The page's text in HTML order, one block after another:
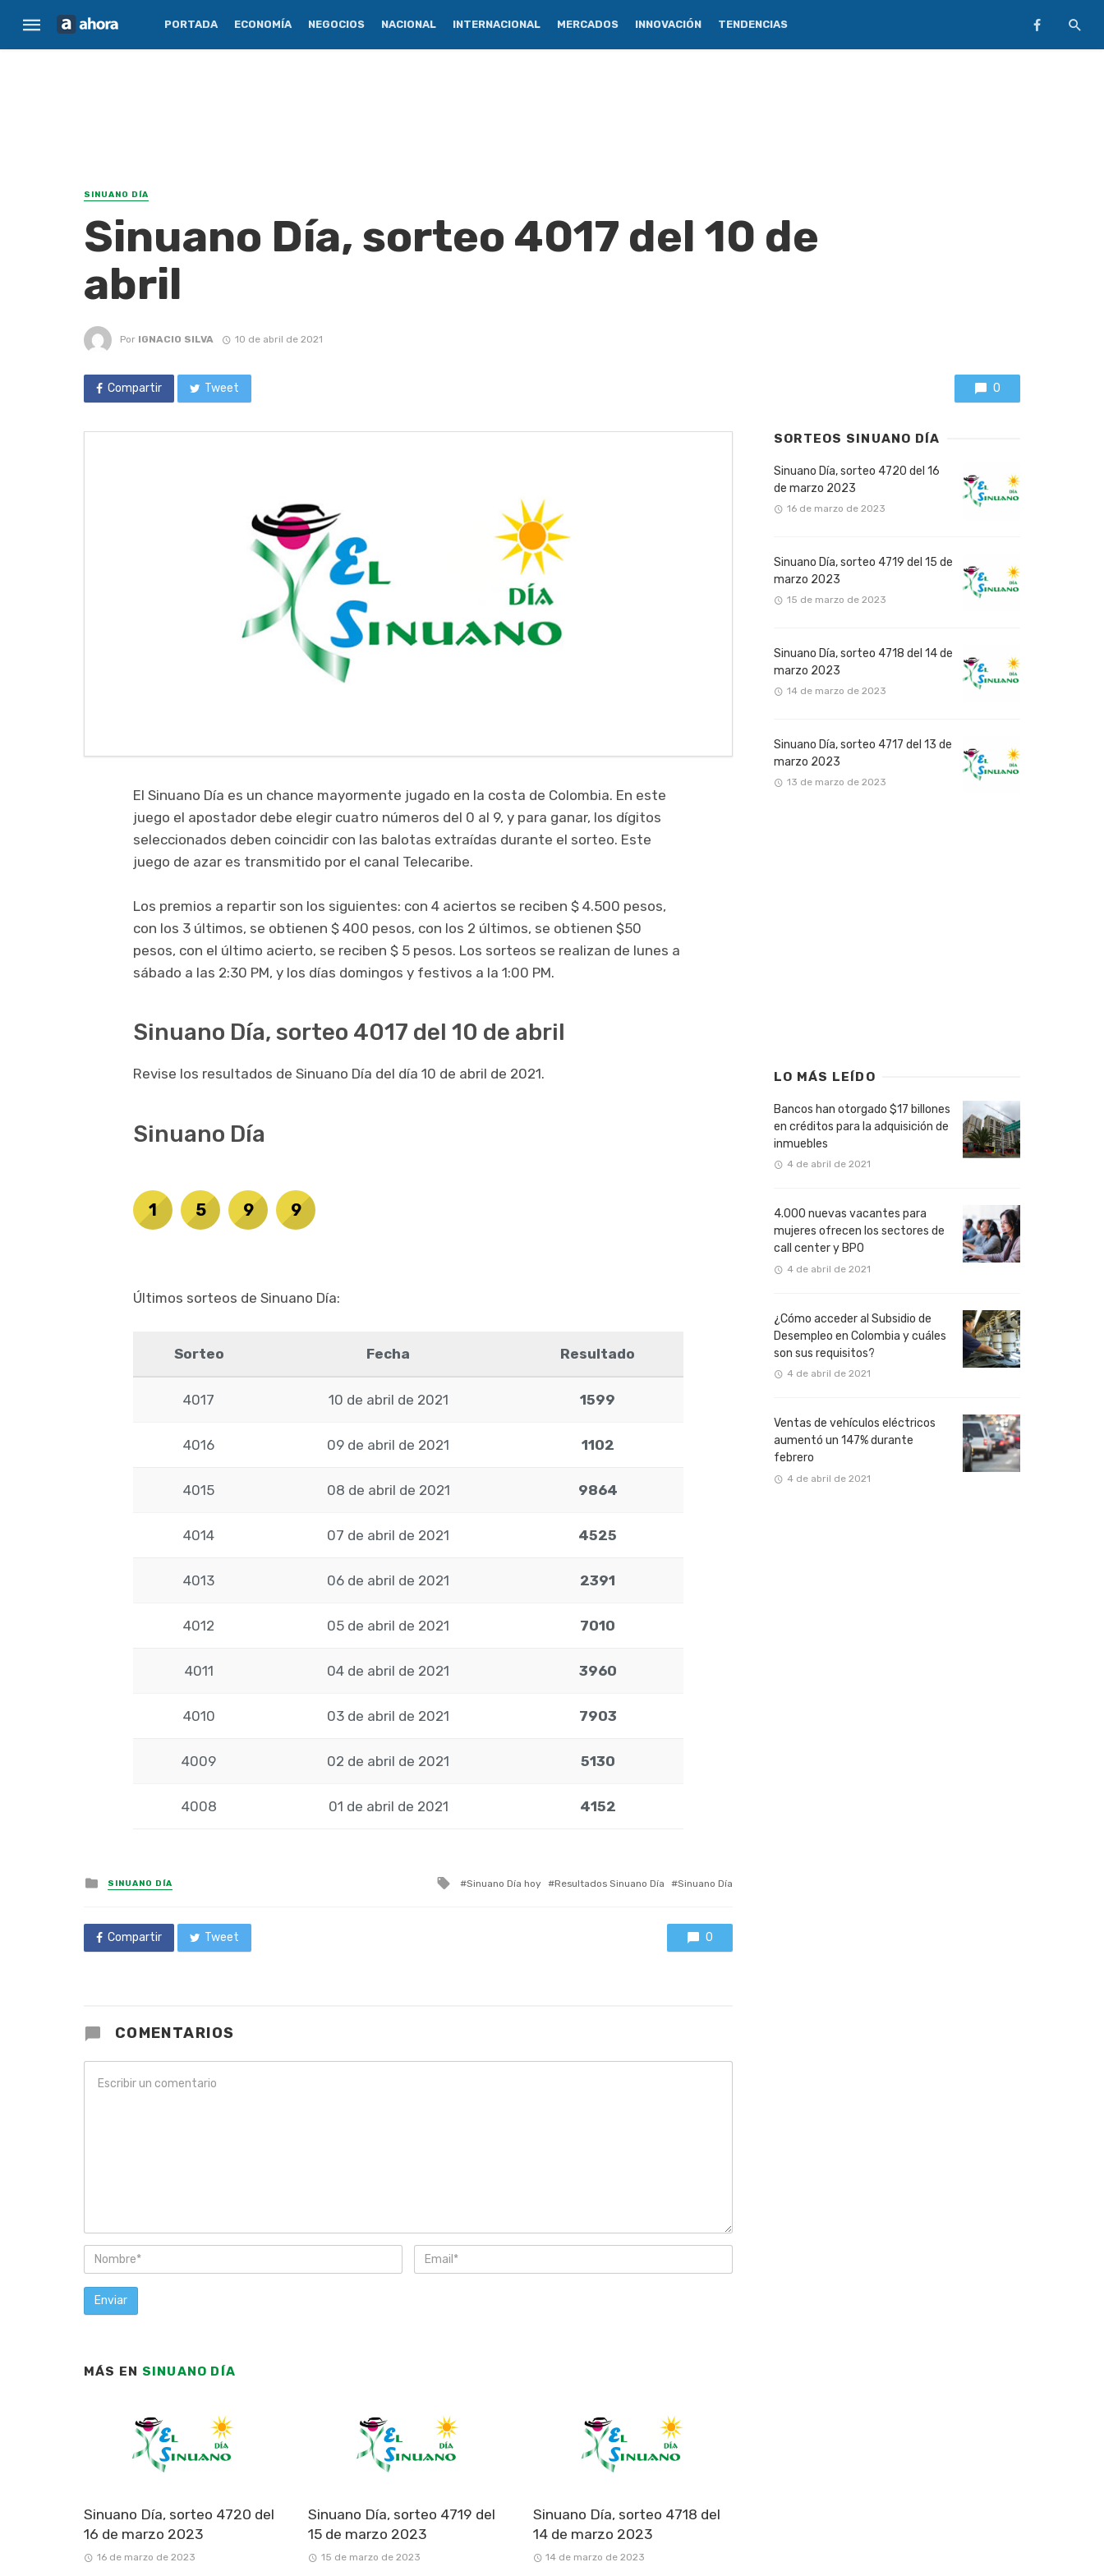
PORTADA ECONOMÍA NEGOCIOS NACIONAL INTERNACIONAL MERCADOS INNOVACIÓN TENDENCIAS
SINUANO DÍA
Sinuano Día, sorteo 4017 del 10 de
abril
Por IGNACIO SILVA 10 de abril de 2021
Compartir Tweet 0
El Sinuano Día es un chance mayormente jugado en la costa de Colombia. En este
juego el apostador debe elegir cuatro números del 0 al 9, y para ganar, los dígitos
seleccionados deben coincidir con las balotas extraídas durante el sorteo. Este
juego de azar es transmitido por el canal Telecaribe.
Los premios a repartir son los siguientes: con 4 aciertos se reciben $ 4.500 pesos,
con los 3 últimos, se obtienen $ 400 pesos, con los 2 últimos, se obtienen $50
pesos, con el último acierto, se reciben $ 5 pesos. Los sorteos se realizan de lunes a
sábado a las 2:30 PM, y los días domingos y festivos a la 1:00 PM.
Sinuano Día, sorteo 4017 del 10 de abril
Revise los resultados de Sinuano Día del día 10 de abril de 2021.
Sinuano Día
1 5 9 9
Últimos sorteos de Sinuano Día:
Sorteo Fecha Resultado
4017 10 de abril de 2021 1599
4016 09 de abril de 2021 1102
4015 08 de abril de 2021 9864
4014 07 de abril de 2021 4525
4013 06 de abril de 2021 2391
4012 05 de abril de 2021 7010
4011 04 de abril de 2021 3960
4010 03 de abril de 2021 7903
4009 02 de abril de 2021 5130
4008 01 de abril de 2021 4152
Posted
in
SINUANO DÍA
Tagged
Sinuano Día hoy Resultados Sinuano Día Sinuano Día
Compartir Tweet 0
COMENTARIOS
MÁS EN SINUANO DÍA
Sinuano Día, sorteo 4720 del
16 de marzo 2023
16 de marzo de 2023
Sinuano Día, sorteo 4719 del
15 de marzo 2023
15 de marzo de 2023
Sinuano Día, sorteo 4718 del
14 de marzo 2023
14 de marzo de 2023
SORTEOS SINUANO DÍA
Sinuano Día, sorteo 4720 del 16
de marzo 2023
16 de marzo de 2023
Sinuano Día, sorteo 4719 del 15 de
marzo 2023
15 de marzo de 2023
Sinuano Día, sorteo 4718 del 14 de
marzo 2023
14 de marzo de 2023
Sinuano Día, sorteo 4717 del 13 de
marzo 2023
13 de marzo de 2023
LO MÁS LEÍDO
Bancos han otorgado $17 billones
en créditos para la adquisición de
inmuebles
4 de abril de 2021
4.000 nuevas vacantes para
mujeres ofrecen los sectores de
call center y BPO
4 de abril de 2021
¿Cómo acceder al Subsidio de
Desempleo en Colombia y cuáles
son sus requisitos?
4 de abril de 2021
Ventas de vehículos eléctricos
aumentó un 147% durante
febrero
4 de abril de 2021